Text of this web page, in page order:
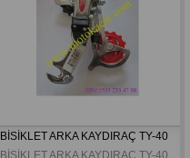
BİSİKLET ARKA KAYDIRAÇ TY-40
BİSİKLET ARKA KAYDIRAÇ TY-40